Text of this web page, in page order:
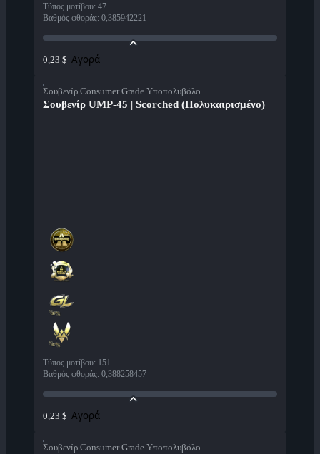
Τύπος μοτίβου: 47
Βαθμός φθοράς: 0,385942221
0,23 $ Αγορά
Σουβενίρ Consumer Grade Υποπολυβόλο
Σουβενίρ UMP-45 | Scorched (Πολυκαιρισμένο)
Τύπος μοτίβου: 151
Βαθμός φθοράς: 0,388258457
0,23 $ Αγορά
Σουβενίρ Consumer Grade Υποπολυβόλο